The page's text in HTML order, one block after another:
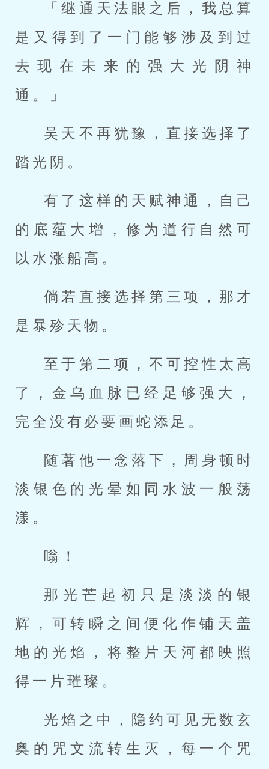
「继通天法眼之后，我总算
是又得到了一门能够涉及到过
去现在未来的强大光阴神
通。」
吴天不再犹豫，直接选择了
踏光阴。
有了这样的天赋神通，自己
的底蕴大增，修为道行自然可
以水涨船高。
倘若直接选择第三项，那才
是暴殄天物。
至于第二项，不可控性太高
了，金乌血脉已经足够强大，
完全没有必要画蛇添足。
随著他一念落下，周身顿时
淡银色的光晕如同水波一般荡
漾。
嗡！
那光芒起初只是淡淡的银
辉，可转瞬之间便化作铺天盖
地的光焰，将整片天河都映照
得一片璀璨。
光焰之中，隐约可见无数玄
奥的咒文流转生灭，每一个咒